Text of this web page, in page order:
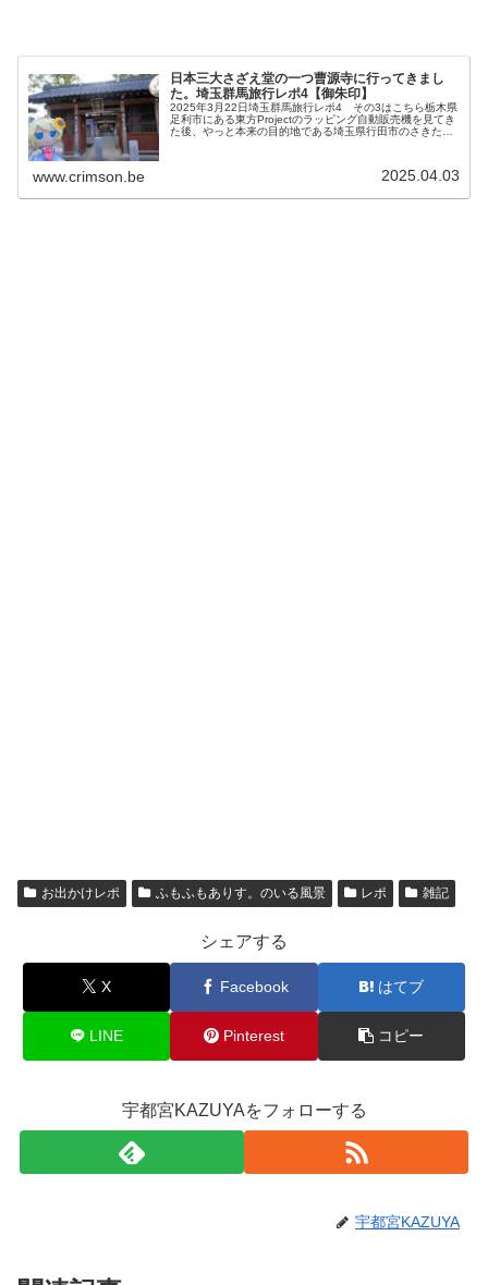
日本三大さざえ堂の一つ曹源寺に行ってきまし
た。埼玉群馬旅行レポ4【御朱印】
2025年3月22日埼玉群馬旅行レポ4 その3はこちら栃木県
足利市にある東方Projectのラッピング自動販売機を見てき
た後、やっと本来の目的地である埼玉県行田市のさきたま
www.crimson.be 2025.04.03
お出かけレポ ふもふもありす。のいる風景 レポ 雑記
シェアする
X Facebook はてブ
LINE Pinterest コピー
宇都宮KAZUYAをフォローする
宇都宮KAZUYA